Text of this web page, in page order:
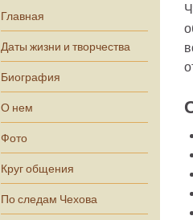
Главная
Даты жизни и творчества
Биография
О нем
Фото
Круг общения
По следам Чехова